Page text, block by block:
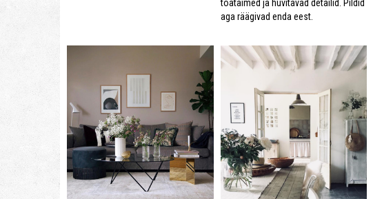
toataimed ja huvitavad detailid. Pildid
aga räägivad enda eest.